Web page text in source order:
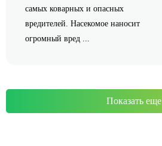
самых коварных и опасных
вредителей. Насекомое наносит
огромный вред ...
Показать еще